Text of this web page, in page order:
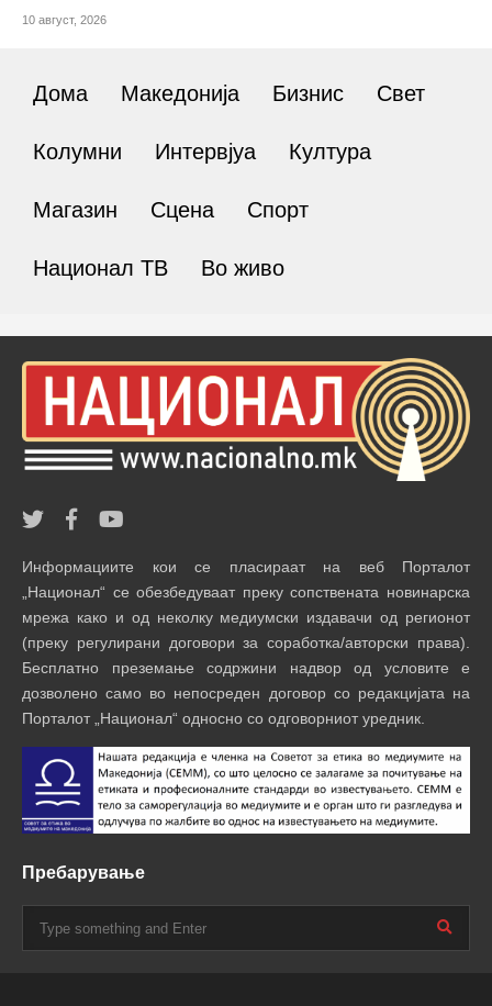
10 август, 2026
Дома Македонија Бизнис Свет
Колумни Интервјуа Култура
Магазин Сцена Спорт
Национал ТВ Во живо
Информациите кои се пласираат на веб Порталот
„Национал“ се обезбедуваат преку сопствената новинарска
мрежа како и од неколку медиумски издавачи од регионот
(преку регулирани договори за соработка/авторски права).
Бесплатно преземање содржини надвор од условите е
дозволено само во непосреден договор со редакцијата на
Порталот „Национал“ односно со одговорниот уредник.
Пребарување